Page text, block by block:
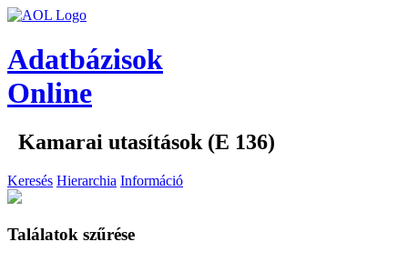
Adatbázisok
Online
Kamarai utasítások (E 136)
Keresés Hierarchia Információ
Találatok szűrése